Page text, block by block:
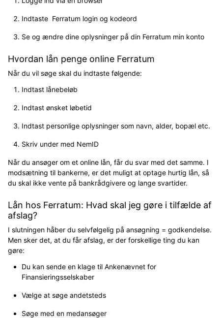
Indtaste Ferratum login og kodeord
Se og ændre dine oplysninger på din Ferratum min konto
Hvordan lån penge online Ferratum
Når du vil søge skal du indtaste følgende:
Indtast lånebeløb
Indtast ønsket løbetid
Indtast personlige oplysninger som navn, alder, bopæl etc.
Skriv under med NemID
Når du ansøger om et online lån, får du svar med det samme. I
modsætning til bankerne, er det muligt at optage hurtig lån, så
du skal ikke vente på bankrådgivere og lange svartider.
Lån hos Ferratum: Hvad skal jeg gøre i tilfælde af
afslag?
I slutningen håber du selvfølgelig på ansøgning = godkendelse.
Men sker det, at du får afslag, er der forskellige ting du kan
gøre:
Du kan sende en klage til Ankenævnet for
Finansieringsselskaber
Vælge at søge andetsteds
Søge med en medansøger